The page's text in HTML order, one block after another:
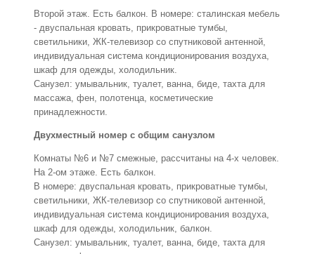
Второй этаж. Есть балкон. В номере: сталинская мебель
- двуспальная кровать, прикроватные тумбы,
светильники, ЖК-телевизор со спутниковой антенной,
индивидуальная система кондиционирования воздуха,
шкаф для одежды, холодильник.
Санузел: умывальник, туалет, ванна, биде, тахта для
массажа, фен, полотенца, косметические
принадлежности.
Двухместный номер с общим санузлом
Комнаты №6 и №7 смежные, рассчитаны на 4-х человек.
На 2-ом этаже. Есть балкон.
В номере: двуспальная кровать, прикроватные тумбы,
светильники, ЖК-телевизор со спутниковой антенной,
индивидуальная система кондиционирования воздуха,
шкаф для одежды, холодильник, балкон.
Санузел: умывальник, туалет, ванна, биде, тахта для